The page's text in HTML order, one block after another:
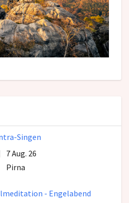
Singen
7 Aug. 26
Pirna
- Engelabend